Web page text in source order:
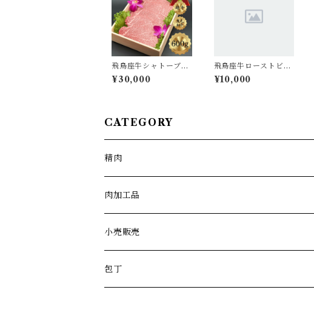
飛鳥座牛シャトーブリ
アン ステーキギフト
120g×5枚
¥30,000
飛鳥座牛ローストビー
フ上ギフト 450g
¥10,000
CATEGORY
精肉
肉加工品
小売販売
包丁